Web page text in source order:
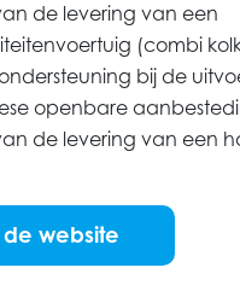
de levering van een
(combi
bij de
openbare
de levering van een
website